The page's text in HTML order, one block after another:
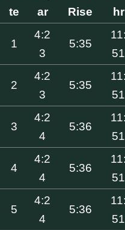
te
ar
Rise
hr
1
4:2
3
5:35
11:
51
2
4:2
3
5:35
11:
51
3
4:2
4
5:36
11:
51
4
4:2
4
5:36
11:
51
5
4:2
4
5:36
11:
51